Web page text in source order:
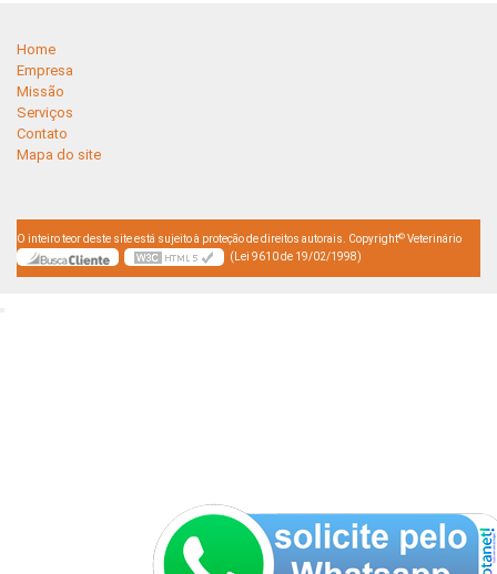
Home
Empresa
Missão
Serviços
Contato
Mapa do site
O inteiro teor deste site está sujeito à proteção de direitos autorais. Copyright© Veterinário
(Lei 9610 de 19/02/1998)